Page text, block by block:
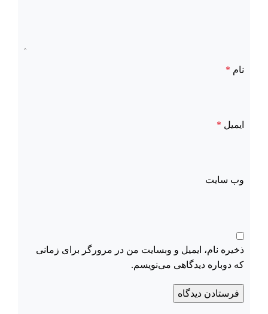
نام *
ایمیل *
وب‌ سایت
ذخیره نام، ایمیل و وبسایت من در مرورگر برای زمانی
که دوباره دیدگاهی می‌نویسم.